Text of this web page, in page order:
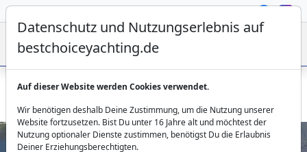
Lagoon 50 Andare Avanti in Athen mieten mit Crew jetzt
Datenschutz und Nutzungserlebnis auf
bestchoiceyachting.de
Auf dieser Website werden Cookies verwendet.
Wir benötigen deshalb Deine Zustimmung, um die Nutzung unserer
Website fortzusetzen. Bist Du unter 16 Jahre alt und möchtest der
Nutzung optionaler Dienste zustimmen, benötigst Du die Erlaubnis
Deiner Erziehungsberechtigten.